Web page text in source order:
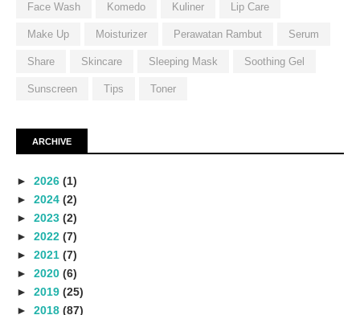
Face Wash Komedo Kuliner Lip Care
Make Up Moisturizer Perawatan Rambut Serum
Share Skincare Sleeping Mask Soothing Gel
Sunscreen Tips Toner
ARCHIVE
► 2026 (1)
► 2024 (2)
► 2023 (2)
► 2022 (7)
► 2021 (7)
► 2020 (6)
► 2019 (25)
► 2018 (87)